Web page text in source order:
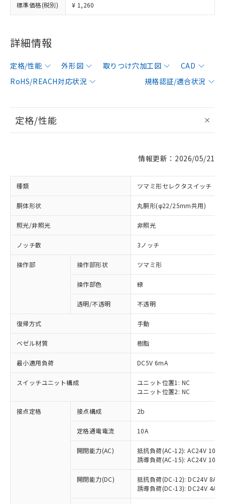
標準価格(税別) ¥ 1,260
詳細情報
定格/性能 外形図 取りつけ穴加工図
CAD
RoHS/REACH対応状況
規格認証/適合状況
定格/性能
情報更新：2026/05/21
種類 ツマミ形セレクタスイッチ
胴体形状 丸胴形(φ22/25mm共用)
照光/非照光 非照光
ノッチ数 3ノッチ
操作部 操作部形状 ツマミ形
操作部色 緑
透明/不透明 不透明
復帰方式 手動
ベゼル材質 樹脂
最小適用負荷 DC5V 6mA
スイッチユニット構成
ユニット位置1: NC
ユニット位置2: NC
接点定格 接点構成 2b
定格通電電流 10A
開閉能力(AC)
抵抗負荷(AC-12): AC24V 10A/
誘導負荷(AC-15): AC24V
開閉能力(DC)
抵抗負荷(DC-12): DC24V 8A/
誘導負荷(DC-13): DC24V 4A/
※1 対応状況
対応済み：EU RoHS指令（10物質）の
非含有に対応した製品が提供可能な商品で
対応予定：EU RoHS指令（10物質）の非含
有に対応した製品に切り替える予定のある